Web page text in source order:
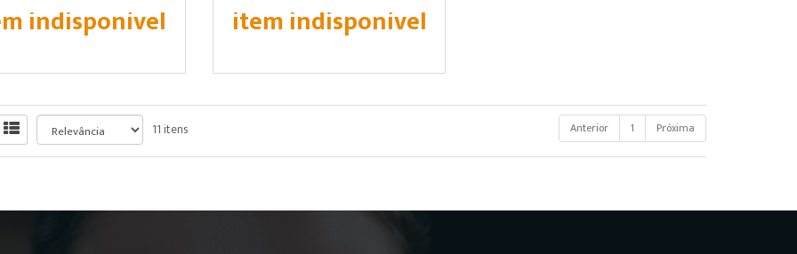
indisponível item indisponível
11 itens Anterior 1 Próxima